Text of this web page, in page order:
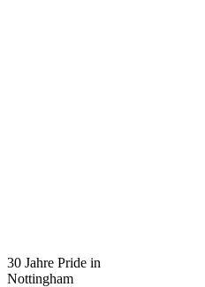
30 Jahre Pride in
Nottingham